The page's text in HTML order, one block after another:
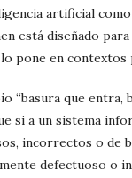
artificial
está diseñado
pone en contextos
“basura que entra,
si a un sistema
incorrectos o de
defectuoso o